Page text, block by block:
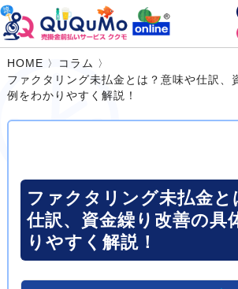
HOME
コラム
ファクタリング未払金とは？意味や仕訳、
例をわかりやすく解説！
ファクタリング未払金と
仕訳、資金繰り改善の具
りやすく解説！